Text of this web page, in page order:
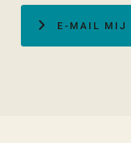
E-MAIL MIJ